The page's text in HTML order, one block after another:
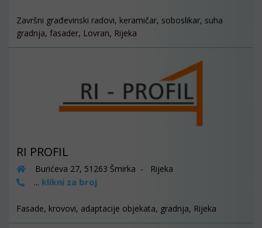
Završni građevinski radovi, keramičar, soboslikar, suha
gradnja, fasader, Lovran, Rijeka
RI PROFIL
Burićeva 27, 51263 Šmirka - Rijeka
... klikni za broj
Fasade, krovovi, adaptacije objekata, gradnja, Rijeka